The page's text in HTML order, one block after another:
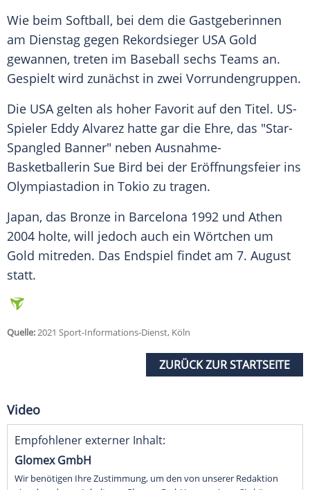
Wie beim Softball, bei dem die Gastgeberinnen
am Dienstag gegen Rekordsieger USA Gold
gewannen, treten im Baseball sechs Teams an.
Gespielt wird zunächst in zwei Vorrundengruppen.
Die USAgelten als hoher Favorit auf den Titel. US-
Spieler Eddy Alvarez hatte gar die Ehre, das "Star-
Spangled Banner" neben Ausnahme-
Basketballerin Sue Bird bei der Eröffnungsfeier ins
Olympiastadion in Tokio zu tragen.
Japan, das Bronze in Barcelona 1992 und Athen
2004 holte, will jedoch auch ein Wörtchen um
Gold mitreden. Das Endspiel findet am 7. August
statt.
Quelle:2021 Sport-Informations-Dienst, Köln
ZURÜCK ZUR STARTSEITE
Video
Empfohlener externer Inhalt:
Glomex GmbH
Wir benötigen Ihre Zustimmung, um den von unserer Redaktion